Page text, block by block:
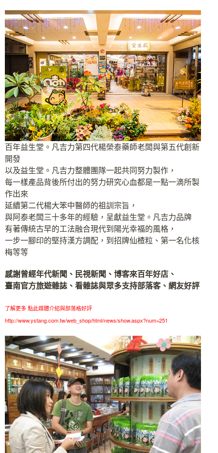
百年益生堂。凡吉力第四代楊榮泰藥師老闆與第五代創新
開發
以及益生堂。凡吉力整體團隊一起共同努力製作，
每一樣產品背後所付出的努力研究心血都是一點一滴所製
作出來
延續第二代楊大笨中醫師的祖訓宗旨，
與阿泰老闆三十多年的經驗，呈獻益生堂。凡吉力品牌
有著傳統古早的工法融合現代到陽光幸福的風格，
一步一腳印的堅持漢方調配，到招牌仙楂粒、第一名化核
梅等等
感謝曾經年代新聞、民視新聞、博客來百年好店、
臺南官方旅遊雜誌、看雜誌與眾多支持部落客、網友好評
了解更多 點此媒體介紹與部落格好評
http://www.ystang.com.tw/web_shop/html/news/show.aspx?num=251